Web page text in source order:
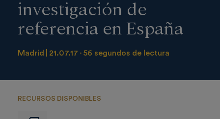
investigación de
referencia en España
Madrid 21.07.17 56 segundos de lectura
RECURSOS DISPONIBLES